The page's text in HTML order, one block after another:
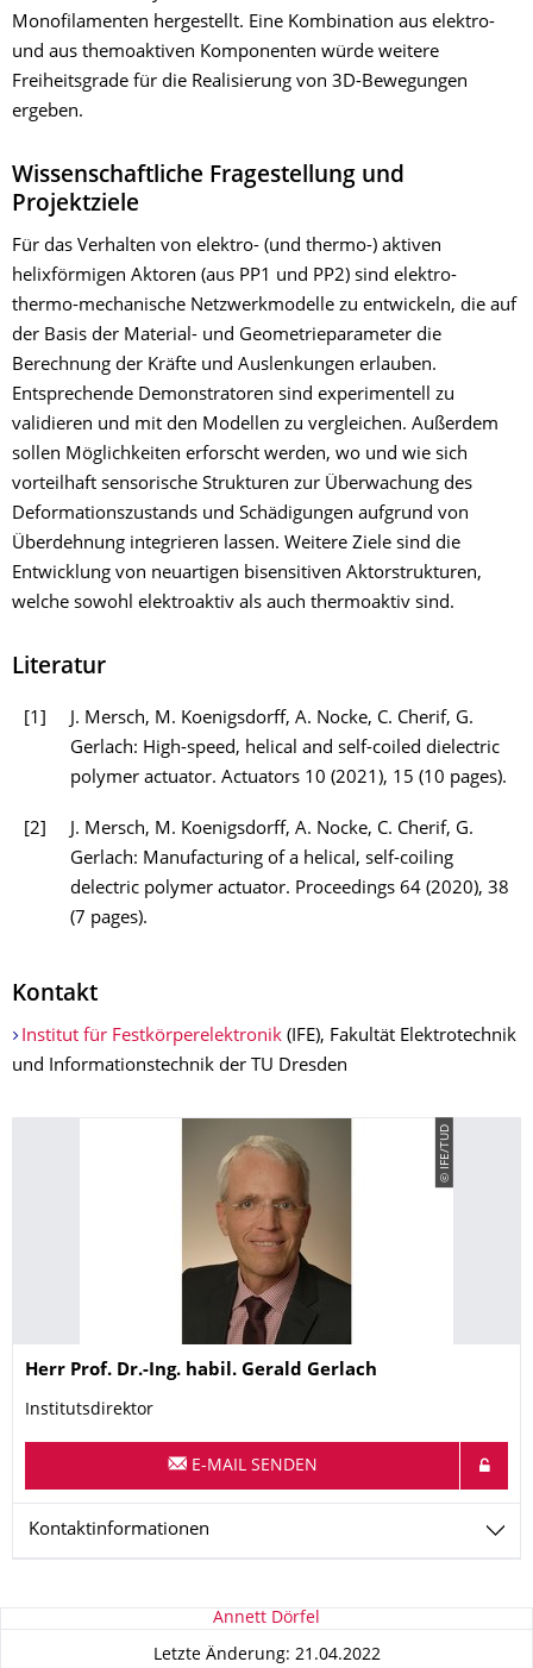
Monofilamenten hergestellt. Eine Kombination aus elektro-
und aus themoaktiven Komponenten würde weitere
Freiheitsgrade für die Realisierung von 3D-Bewegungen
ergeben.
Wissenschaftliche Fragestellung und
Projektziele
Für das Verhalten von elektro- (und thermo-) aktiven
helixförmigen Aktoren (aus PP1 und PP2) sind elektro-
thermo-mechanische Netzwerkmodelle zu entwickeln, die auf
der Basis der Material- und Geometrieparameter die
Berechnung der Kräfte und Auslenkungen erlauben.
Entsprechende Demonstratoren sind experimentell zu
validieren und mit den Modellen zu vergleichen. Außerdem
sollen Möglichkeiten erforscht werden, wo und wie sich
vorteilhaft sensorische Strukturen zur Überwachung des
Deformationszustands und Schädigungen aufgrund von
Überdehnung integrieren lassen. Weitere Ziele sind die
Entwicklung von neuartigen bisensitiven Aktorstrukturen,
welche sowohl elektroaktiv als auch thermoaktiv sind.
Literatur
[1]
J. Mersch, M. Koenigsdorff, A. Nocke, C. Cherif, G.
Gerlach: High-speed, helical and self-coiled dielectric
polymer actuator. Actuators 10 (2021), 15 (10 pages).
[2]
J. Mersch, M. Koenigsdorff, A. Nocke, C. Cherif, G.
Gerlach: Manufacturing of a helical, self-coiling
delectric polymer actuator. Proceedings 64 (2020), 38
(7 pages).
Kontakt
Institut für Festkörperelektronik(IFE), Fakultät Elektrotechnik
und Informationstechnik der TU Dresden
© IFE/TUD
Name
Herr Prof. Dr.-Ing. habil. Gerald Gerlach
Institutsdirektor
E-MAIL SENDEN
Kontaktinformationen
Zu dieser Seite Annett Dörfel
Letzte Änderung: 21.04.2022